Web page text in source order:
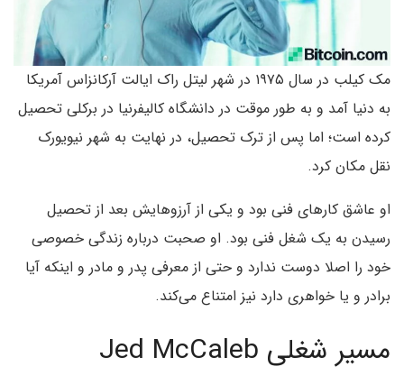
مک کیلب در سال ۱۹۷۵ در شهر لیتل راک ایالت آرکانزاس آمریکا
به دنیا آمد و به طور موقت در دانشگاه کالیفرنیا در برکلی تحصیل
کرده است؛ اما پس از ترک تحصیل، در نهایت به شهر نیویورک
نقل مکان کرد.
او عاشق کارهای فنی بود و یکی از آرزو‌هایش بعد از تحصیل
رسیدن به یک شغل فنی بود. او صحبت درباره زندگی خصوصی
خود را اصلا دوست ندارد و حتی از معرفی پدر و مادر و اینکه آیا
برادر و یا خواهری دارد نیز امتناع می‌کند.
مسیر شغلی Jed McCaleb